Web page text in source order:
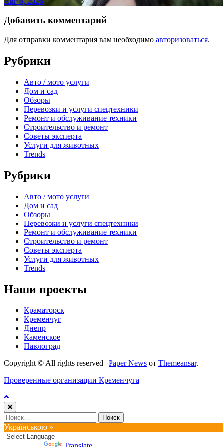
Добавить комментарий
Для отправки комментария вам необходимо авторизоваться.
Рубрики
Авто / мото услуги
Дом и сад
Обзоры
Перевозки и услуги спецтехники
Ремонт и обслуживание техники
Строительство и ремонт
Советы эксперта
Услуги для животных
Trends
Рубрики
Авто / мото услуги
Дом и сад
Обзоры
Перевозки и услуги спецтехники
Ремонт и обслуживание техники
Строительство и ремонт
Советы эксперта
Услуги для животных
Trends
Наши проекты
Краматорск
Кременчуг
Днепр
Каменское
Павлоград
Copyright © All rights reserved
Paper News от Themeansar.
Проверенные организации Кременчуга
Найти:
Українською »